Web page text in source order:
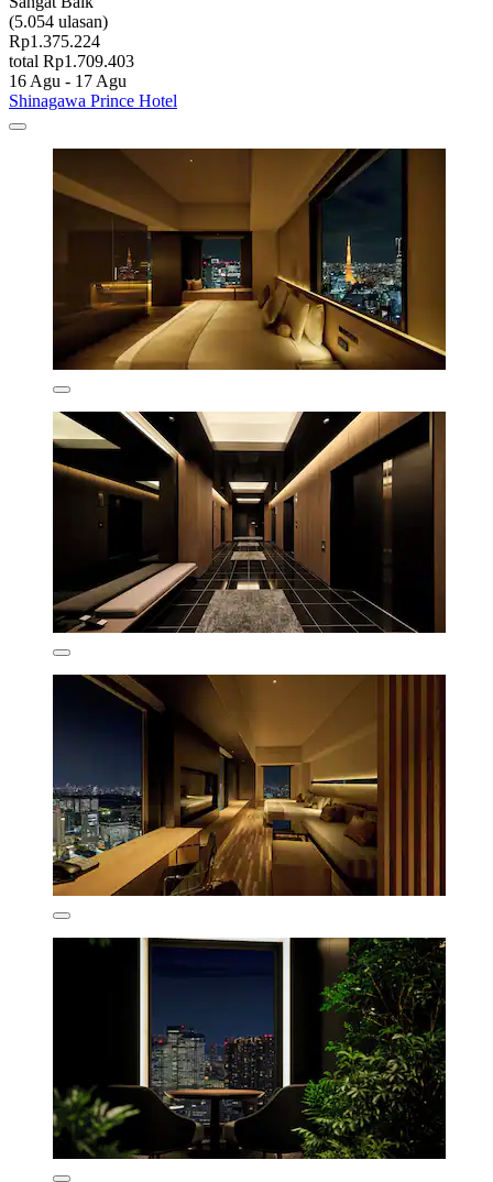
(5.054 ulasan)
Rp1.375.224
total Rp1.709.403
16 Agu - 17 Agu
Shinagawa Prince Hotel